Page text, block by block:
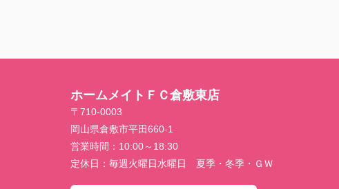
ホームメイトＦＣ倉敷東店
〒710-0003
岡山県倉敷市平田660-1
営業時間： 10:00～18:30
定休日： 毎週火曜日水曜日 夏季・冬季・ＧＷ